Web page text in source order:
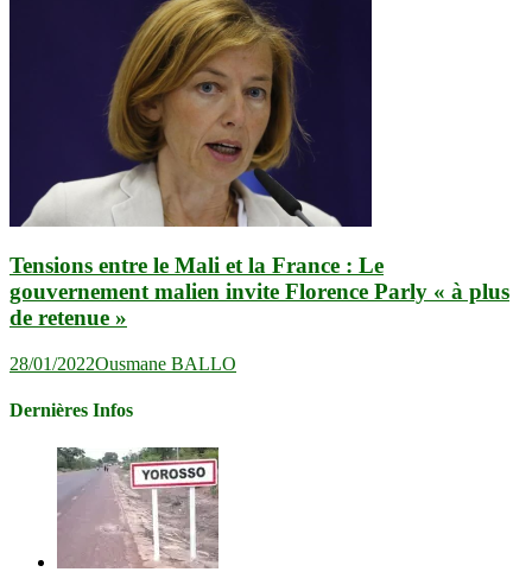
Tensions entre le Mali et la France : Le
gouvernement malien invite Florence Parly « à plus
de retenue »
28/01/2022Ousmane BALLO
Dernières Infos